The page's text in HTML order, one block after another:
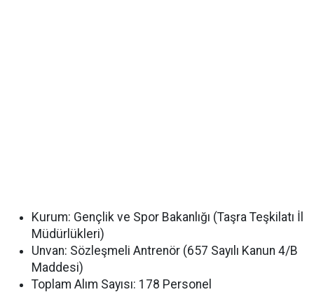
Kurum: Gençlik ve Spor Bakanlığı (Taşra Teşkilatı İl
Müdürlükleri)
Unvan: Sözleşmeli Antrenör (657 Sayılı Kanun 4/B
Maddesi)
Toplam Alım Sayısı: 178 Personel